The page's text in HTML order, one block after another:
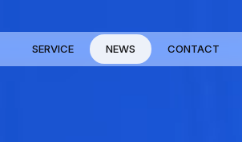
SERVICE NEWS CONTACT